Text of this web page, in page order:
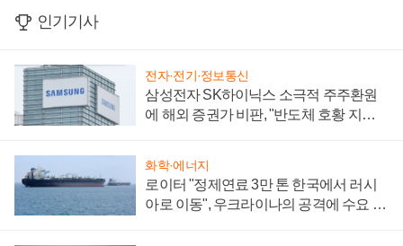
인기기사
전자·전기·정보통신
삼성전자 SK하이닉스 소극적 주주환원
에 해외 증권가 비판, "반도체 호황 지속
화학·에너지
로이터 "정제연료 3만 톤 한국에서 러시
아로 이동", 우크라이나의 공격에 수요 늘